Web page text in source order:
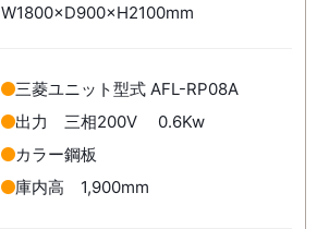
W1800×D900×H2100mm
三菱ユニット型式 AFL-RP08A
出力 三相200V 0.6Kw
カラー鋼板
庫内高 1,900mm